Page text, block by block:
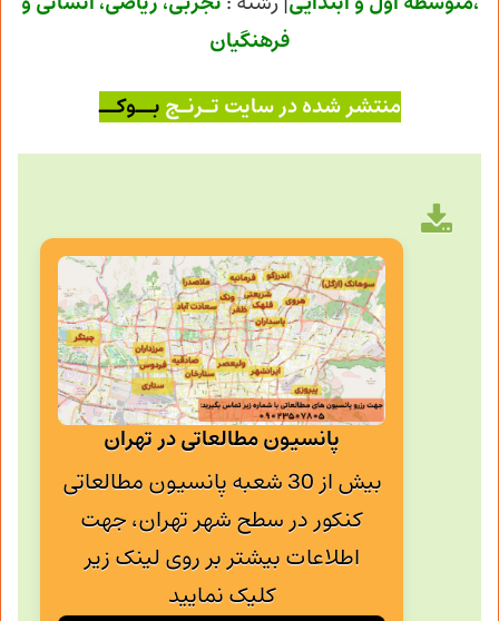
فرهنگیان
منتشر شده در سایت تـرنـج بــوکــ
پانسیون مطالعاتی در تهران
بیش از 30 شعبه پانسیون مطالعاتی
کنکور در سطح شهر تهران، جهت
اطلاعات بیشتر بر روی لینک زیر
کلیک نمایید